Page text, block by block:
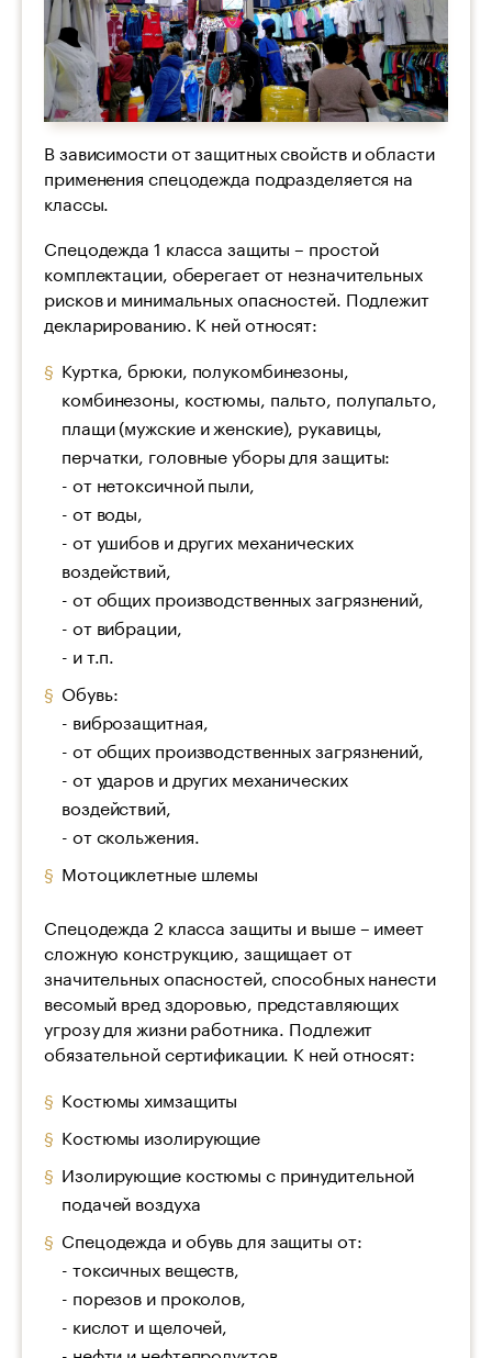
В зависимости от защитных свойств и области
применения спецодежда подразделяется на
классы.
Спецодежда 1 класса защиты – простой
комплектации, оберегает от незначительных
рисков и минимальных опасностей. Подлежит
декларированию. К ней относят:
Куртка, брюки, полукомбинезоны,
комбинезоны, костюмы, пальто, полупальто,
плащи (мужские и женские), рукавицы,
перчатки, головные уборы для защиты:
- от нетоксичной пыли,
- от воды,
- от ушибов и других механических
воздействий,
- от общих производственных загрязнений,
- от вибрации,
- и т.п.
Обувь:
- виброзащитная,
- от общих производственных загрязнений,
- от ударов и других механических
воздействий,
- от скольжения.
Мотоциклетные шлемы
Спецодежда 2 класса защиты и выше – имеет
сложную конструкцию, защищает от
значительных опасностей, способных нанести
весомый вред здоровью, представляющих
угрозу для жизни работника. Подлежит
обязательной сертификации. К ней относят:
Костюмы химзащиты
Костюмы изолирующие
Изолирующие костюмы с принудительной
подачей воздуха
Спецодежда и обувь для защиты от:
- токсичных веществ,
- порезов и проколов,
- кислот и щелочей,